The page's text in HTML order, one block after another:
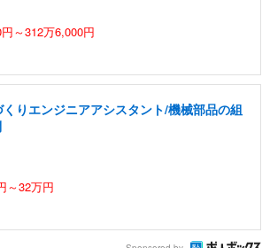
～312万6,000円
りエンジニアアシスタント/機械部品の組
～32万円